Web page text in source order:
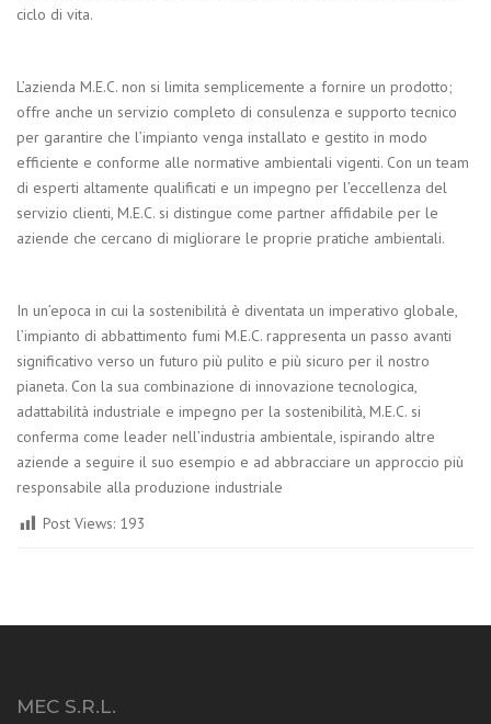
ciclo di vita.
L’azienda M.E.C. non si limita semplicemente a fornire un prodotto;
offre anche un servizio completo di consulenza e supporto tecnico
per garantire che l’impianto venga installato e gestito in modo
efficiente e conforme alle normative ambientali vigenti. Con un team
di esperti altamente qualificati e un impegno per l’eccellenza del
servizio clienti, M.E.C. si distingue come partner affidabile per le
aziende che cercano di migliorare le proprie pratiche ambientali.
In un’epoca in cui la sostenibilità è diventata un imperativo globale,
l’impianto di abbattimento fumi M.E.C. rappresenta un passo avanti
significativo verso un futuro più pulito e più sicuro per il nostro
pianeta. Con la sua combinazione di innovazione tecnologica,
adattabilità industriale e impegno per la sostenibilità, M.E.C. si
conferma come leader nell’industria ambientale, ispirando altre
aziende a seguire il suo esempio e ad abbracciare un approccio più
responsabile alla produzione industriale
Post Views: 193
MEC S.R.L.